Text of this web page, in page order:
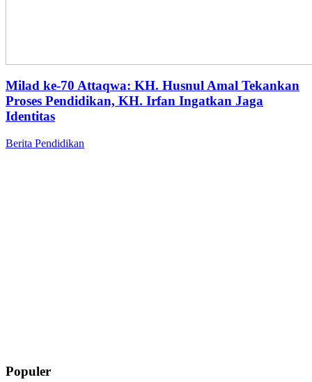
Milad ke-70 Attaqwa: KH. Husnul Amal Tekankan
Proses Pendidikan, KH. Irfan Ingatkan Jaga
Identitas
Berita Pendidikan
Populer